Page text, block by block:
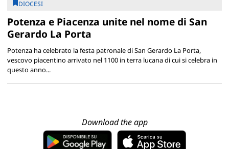
DIOCESI
Potenza e Piacenza unite nel nome di San
Gerardo La Porta
Potenza ha celebrato la festa patronale di San Gerardo La Porta,
vescovo piacentino arrivato nel 1100 in terra lucana di cui si celebra in
questo anno...
Download the app